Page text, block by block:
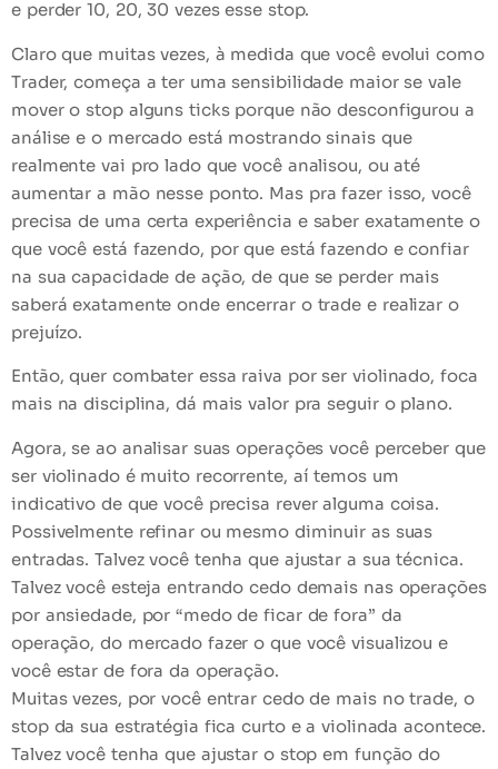
e perder 10, 20, 30 vezes esse stop.
Claro que muitas vezes, à medida que você evolui como
Trader, começa a ter uma sensibilidade maior se vale
mover o stop alguns ticks porque não desconfigurou a
análise e o mercado está mostrando sinais que
realmente vai pro lado que você analisou, ou até
aumentar a mão nesse ponto. Mas pra fazer isso, você
precisa de uma certa experiência e saber exatamente o
que você está fazendo, por que está fazendo e confiar
na sua capacidade de ação, de que se perder mais
saberá exatamente onde encerrar o trade e realizar o
prejuízo.
Então, quer combater essa raiva por ser violinado, foca
mais nadisciplina, dá mais valor pra seguir o plano.
Agora, se ao analisar suas operações você perceber que
ser violinado é muito recorrente, aí temos um
indicativo de que você precisa rever alguma coisa.
Possivelmente refinar ou mesmo diminuir as suas
entradas. Talvez você tenha que ajustar a sua técnica.
Talvez você esteja entrando cedo demais nas operações
por ansiedade, por “medo de ficar de fora” da
operação, do mercado fazer o que você visualizou e
você estar de fora da operação.
Muitas vezes, por você entrar cedo de mais no trade, o
stop da sua estratégia fica curto e a violinada acontece.
Talvez você tenha que ajustar o stop em função do